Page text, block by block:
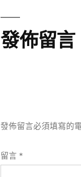
發佈留言
發佈留言必須填寫的
留言 *